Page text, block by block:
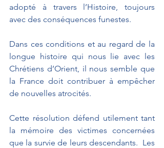
adopté à travers l’Histoire, toujours
avec des conséquences funestes.
Dans ces conditions et au regard de la
longue histoire qui nous lie avec les
Chrétiens d’Orient, il nous semble que
la France doit contribuer à empêcher
de nouvelles atrocités.
Cette résolution défend utilement tant
la mémoire des victimes concernées
que la survie de leurs descendants.  Les